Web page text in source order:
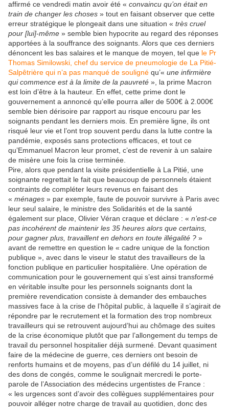
affirmé ce vendredi matin avoir été « convaincu qu’on était en
train de changer les choses » tout en faisant observer que cette
erreur stratégique le plongeait dans une situation « très cruel
pour [lui]-même » semble bien hypocrite au regard des réponses
apportées à la souffrance des soignants. Alors que ces derniers
dénoncent les bas salaires et le manque de moyen, tel que le Pr
Thomas Similowski, chef du service de pneumologie de La Pitié-
Salpêtrière qui n’a pas manqué de souligné qu’« une infirmière
qui commence est à la limite de la pauvreté », la prime Macron
est loin d’être à la hauteur. En effet, cette prime dont le
gouvernement a annoncé qu’elle pourra aller de 500€ à 2.000€
semble bien dérisoire par rapport au risque encouru par les
soignants pendant les derniers mois. En première ligne, ils ont
risqué leur vie et l’ont trop souvent perdu dans la lutte contre la
pandémie, exposés sans protections efficaces, et tout ce
qu’Emmanuel Macron leur promet, c’est de revenir à un salaire
de misère une fois la crise terminée.
Pire, alors que pendant la visite présidentielle à La Pitié, une
soignante regrettait le fait que beaucoup de personnels étaient
contraints de compléter leurs revenus en faisant des
« ménages » par exemple, faute de pouvoir survivre à Paris avec
leur seul salaire, le ministre des Solidarités et de la santé
également sur place, Olivier Véran craque et déclare : « n’est-ce
pas incohérent de maintenir les 35 heures alors que certains,
pour gagner plus, travaillent en dehors en toute illégalité ? »
avant de remettre en question le « cadre unique de la fonction
publique », avec dans le viseur le statut des travailleurs de la
fonction publique en particulier hospitalière. Une opération de
communication pour le gouvernement qui s’est ainsi transformé
en véritable insulte pour les personnels soignants dont la
première revendication consiste à demander des embauches
massives face à la crise de l’hôpital public, à laquelle il s’agirait de
répondre par le recrutement et la formation des trop nombreux
travailleurs qui se retrouvent aujourd’hui au chômage des suites
de la crise économique plutôt que par l’allongement du temps de
travail du personnel hospitalier déjà surmené. Devant quasiment
faire de la médecine de guerre, ces derniers ont besoin de
renforts humains et de moyens, pas d’un défilé du 14 juillet, ni
des dons de congés, comme le soulignait mercredi le porte-
parole de l’Association des médecins urgentistes de France :
« les urgences sont d’avoir des collègues supplémentaires pour
pouvoir alléger notre charge de travail au quotidien, donc des